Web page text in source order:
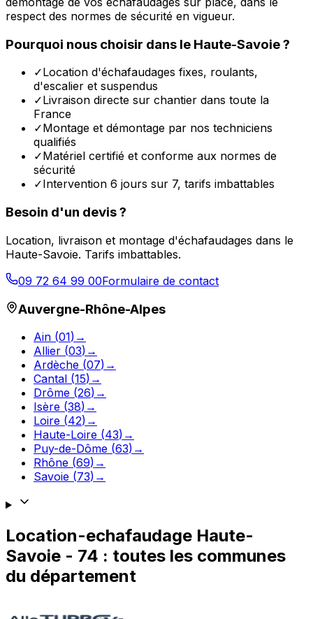
respect des normes de sécurité en vigueur.
Pourquoi nous choisir dans le Haute-Savoie?
✓Location d'échafaudages fixes, roulants,
d'escalier et suspendus
✓Livraison directe sur chantier dans toute la
France
✓Montage et démontage par nos techniciens
qualifiés
✓Matériel certifié et conforme aux normes de
sécurité
✓Intervention 6 jours sur 7, tarifs imbattables
Besoin d'un devis ?
Location, livraison et montage d'échafaudages dans le
Haute-Savoie. Tarifs imbattables.
09 72 64 99 00Formulaire de contact
Auvergne-Rhône-Alpes
Ain (01) →
Allier (03) →
Ardèche (07) →
Cantal (15) →
Drôme (26) →
Isère (38) →
Loire (42) →
Haute-Loire (43) →
Puy-de-Dôme (63) →
Rhône (69) →
Savoie (73) →
Location-echafaudage Haute-
Savoie - 74 : toutes les communes
du département